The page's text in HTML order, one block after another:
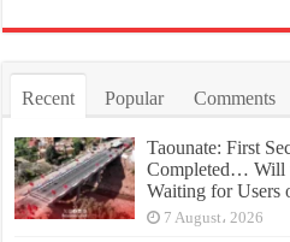
Recent Popular Comments
Taounate: First
Completed… Will
Waiting for Users
7 August، 2026